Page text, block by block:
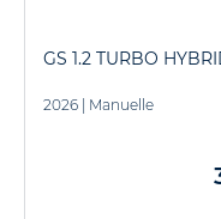
GS 1.2 TURBO
2026 Manuelle